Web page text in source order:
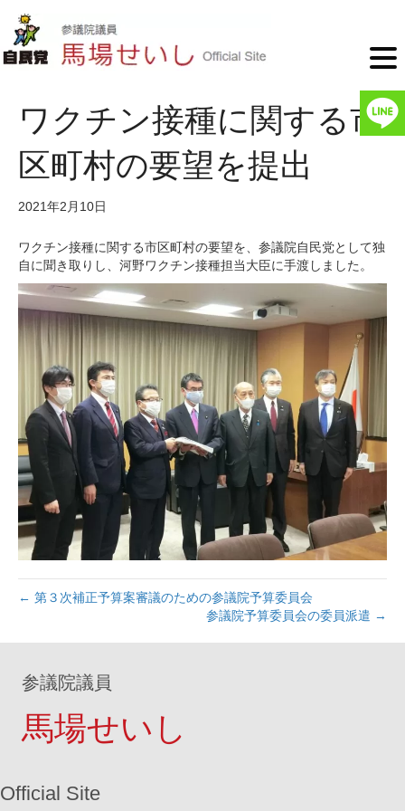
ワクチン接種に関する市
区町村の要望を提出
2021年2月10日
ワクチン接種に関する市区町村の要望を、参議院自民党として独
自に聞き取りし、河野ワクチン接種担当大臣に手渡しました。
← 第３次補正予算案審議のための参議院予算委員会
参議院予算委員会の委員派遣 →
参議院議員
馬場せいし
Official Site